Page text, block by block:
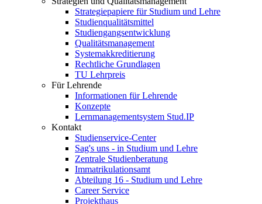
Strategiepapiere für Studium und Lehre
Studienqualitätsmittel
Studiengangsentwicklung
Qualitätsmanagement
Systemakkreditierung
Rechtliche Grundlagen
TU Lehrpreis
Für Lehrende
Informationen für Lehrende
Konzepte
Lernmanagementsystem Stud.IP
Kontakt
Studienservice-Center
Sag's uns - in Studium und Lehre
Zentrale Studienberatung
Immatrikulationsamt
Abteilung 16 - Studium und Lehre
Career Service
Projekthaus